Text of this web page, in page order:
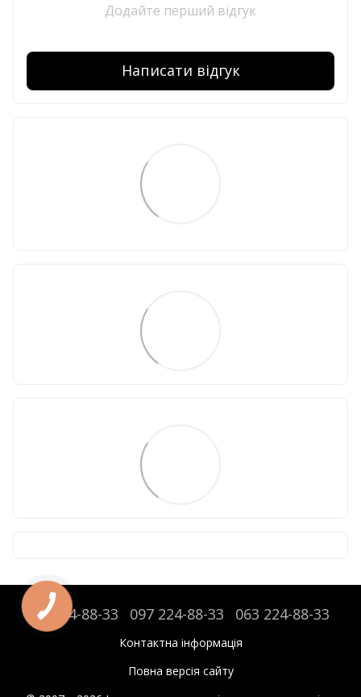
Додайте перший відгук
Написати відгук
095 224-88-33 097 224-88-33 063 224-88-33
Контактна інформація
Повна версія сайту